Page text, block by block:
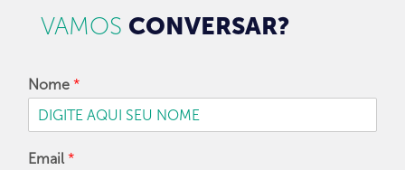
VAMOS CONVERSAR?
Nome *
Email *